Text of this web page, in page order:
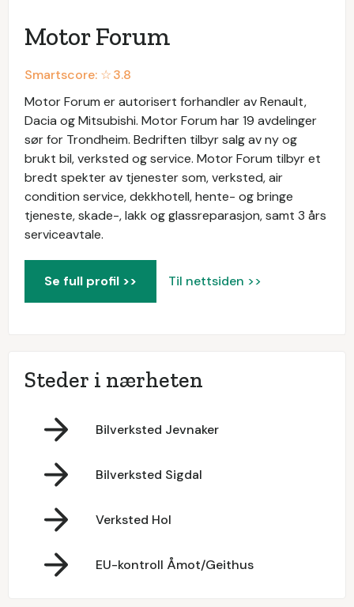
Motor Forum
Smartscore: ☆3.8
Motor Forum er autorisert forhandler av Renault,
Dacia og Mitsubishi. Motor Forum har 19 avdelinger
sør for Trondheim. Bedriften tilbyr salg av ny og
brukt bil, verksted og service. Motor Forum tilbyr et
bredt spekter av tjenester som, verksted, air
condition service, dekkhotell, hente- og bringe
tjeneste, skade-, lakk og glassreparasjon, samt 3 års
serviceavtale.
Se full profil >> Til nettsiden >>
Steder i nærheten
Bilverksted Jevnaker
Bilverksted Sigdal
Verksted Hol
EU-kontroll Åmot/Geithus